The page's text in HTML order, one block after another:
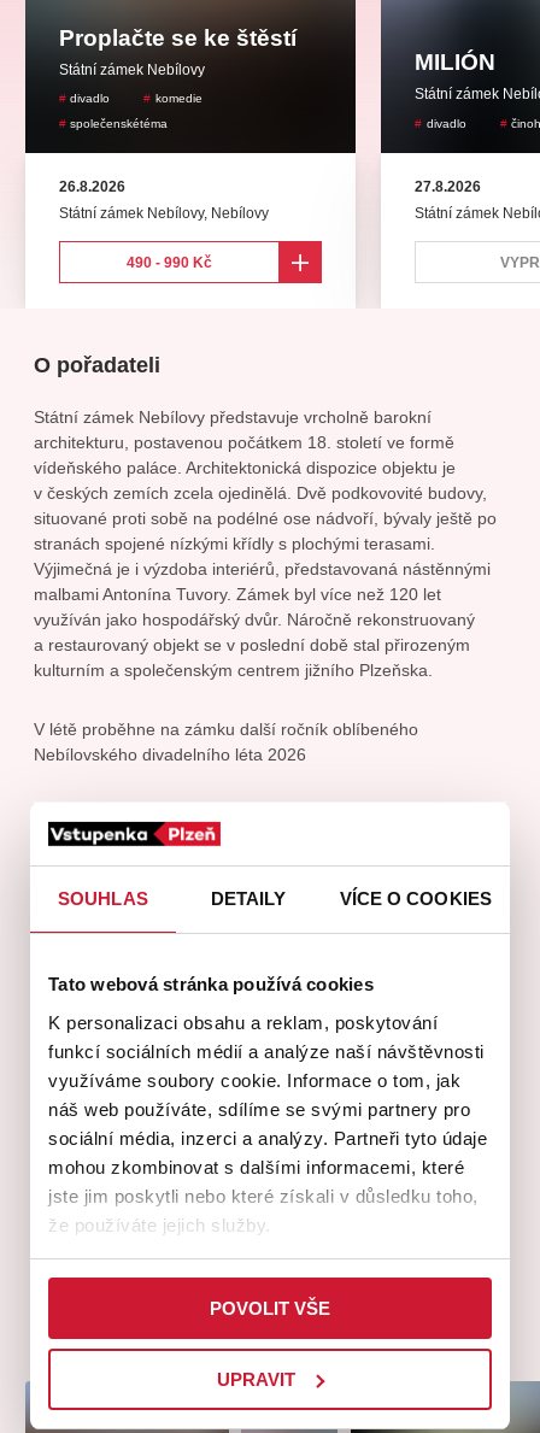
SOUHLAS DETAILY VÍCE O COOKIES
Tato webová stránka používá cookies
K personalizaci obsahu a reklam, poskytování
funkcí sociálních médií a analýze naší návštěvnosti
využíváme soubory cookie. Informace o tom, jak
náš web používáte, sdílíme se svými partnery pro
sociální média, inzerci a analýzy. Partneři tyto údaje
mohou zkombinovat s dalšími informacemi, které
jste jim poskytli nebo které získali v důsledku toho,
že používáte jejich služby.
POVOLIT VŠE
UPRAVIT
Proplačte se ke štěstí
Státní zámek Nebílovy
divadlo
komedie
společenskétéma
26.8.2026
Státní zámek Nebílovy, Nebílovy
490 - 990 Kč
MILIÓN
Státní zámek
divadlo
27.8.2026
Státní zámek
O pořadateli
Státní zámek Nebílovy představuje vrcholně barokní
architekturu, postavenou počátkem 18. století ve formě
vídeňského paláce. Architektonická dispozice objektu je
v českých zemích zcela ojedinělá. Dvě podkovovité budovy,
situované proti sobě na podélné ose nádvoří, bývaly ještě po
stranách spojené nízkými křídly s plochými terasami.
Výjimečná je i výzdoba interiérů, představovaná nástěnnými
malbami Antonína Tuvory. Zámek byl více než 120 let
využíván jako hospodářský dvůr. Náročně rekonstruovaný
a restaurovaný objekt se v poslední době stal přirozeným
kulturním a společenským centrem jižního Plzeňska.
V létě proběhne na zámku další ročník oblíbeného
Nebílovského divadelního léta 2026
Státní zámek Nebílovy
Nebílovy 1, Nebílovy
djkt skupovaplzeň2026